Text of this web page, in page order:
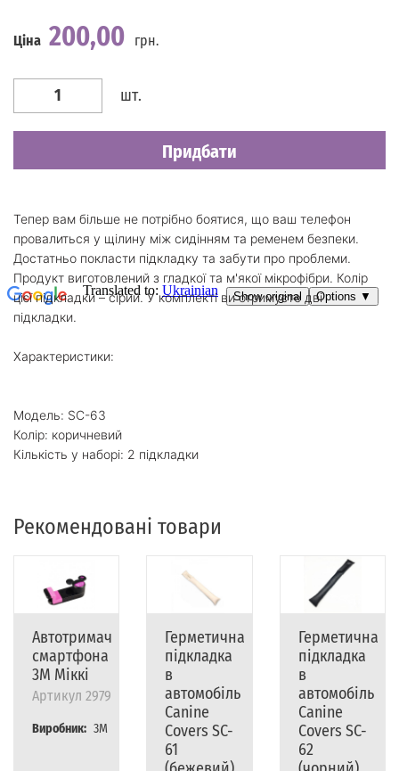
Ціна 200,00
грн.
шт.
Придбати
Тепер вам більше не потрібно боятися, що ваш телефон
провалиться у щілину між сидінням та ременем безпеки.
Достатньо покласти підкладку та забути про проблеми.
Продукт виготовлений з гладкої та м'якої мікрофібри. Колір
цієї підкладки – сірий. У комплекті ви отримуєте дві
підкладки.
Характеристики:
Модель: SC-63
Колір: коричневий
Кількість у наборі: 2 підкладки
Рекомендовані товари
Автотримач
смартфона
3M Міккі
Артикул 2979
Виробник: 3M
Герметична
підкладка
в
автомобіль
Canine
Covers SC-
61
Герметична
підкладка
в
автомобіль
Canine
Covers SC-
62